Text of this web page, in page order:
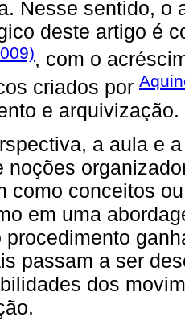
Nesse sentido, o
deste artigo é
, com o
criados por
e arquivização.
a aula e
noções
como conceitos
em uma
procedimento
passam a ser
dos